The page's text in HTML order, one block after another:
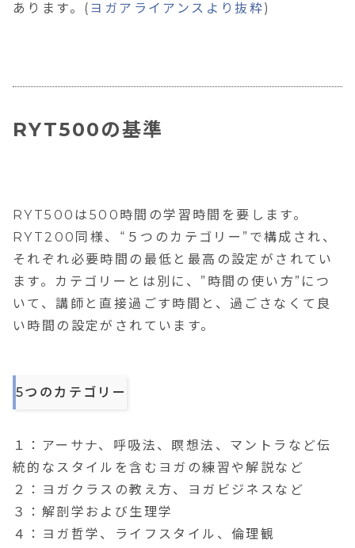
あります。( ヨガアライアンスより抜粋)
RYT500の基準
RYT500は500時間の学習時間を要します。
RYT200同様、“５つのカテゴリー”で構成され、
それぞれ必要時間の最低と最高の設定がされてい
ます。カテゴリーとは別に、”時間の使い方”につ
いて、講師と直接過ごす時間と、過ごさなくて良
い時間の設定がされています。
5つのカテゴリー
１：アーサナ、呼吸法、瞑想法、マントラなど伝
統的なスタイルを含むヨガの練習や解説など
２：ヨガクラスの教え方、ヨガビジネスなど
３：解剖学および生理学
４：ヨガ哲学、ライフスタイル、倫理観